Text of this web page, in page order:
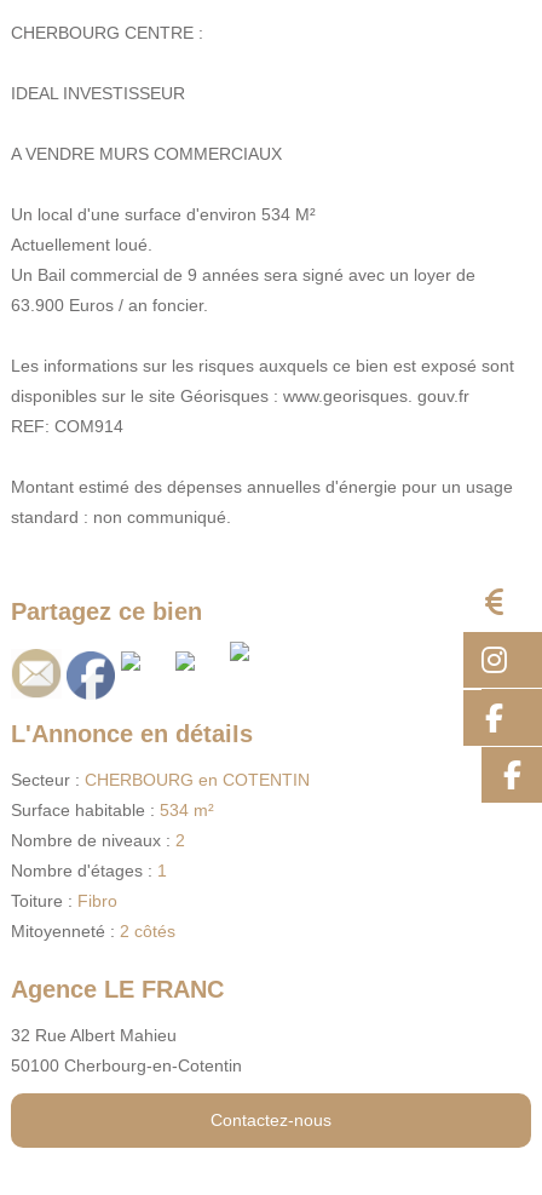
CHERBOURG CENTRE :
IDEAL INVESTISSEUR
A VENDRE MURS COMMERCIAUX
Un local d'une surface d'environ 534 M²
Actuellement loué.
Un Bail commercial de 9 années sera signé avec un loyer de
63.900 Euros / an foncier.
Les informations sur les risques auxquels ce bien est exposé sont
disponibles sur le site Géorisques : www.georisques. gouv.fr
REF: COM914
Montant estimé des dépenses annuelles d'énergie pour un usage
standard : non communiqué.
Partagez ce bien
L'Annonce en détails
Secteur : CHERBOURG en COTENTIN
Surface habitable : 534 m²
Nombre de niveaux : 2
Nombre d'étages : 1
Toiture : Fibro
Mitoyenneté : 2 côtés
Agence LE FRANC
32 Rue Albert Mahieu
50100 Cherbourg-en-Cotentin
Contactez-nous